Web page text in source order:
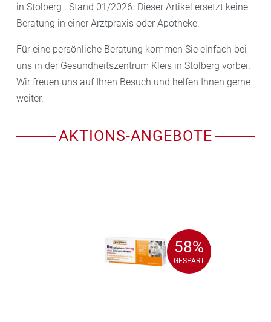
in Stolberg . Stand 01/2026. Dieser Artikel ersetzt keine
Beratung in einer Arztpraxis oder Apotheke.
Für eine persönliche Beratung kommen Sie einfach bei
uns in der Gesundheitszentrum Kleis in Stolberg vorbei.
Wir freuen uns auf Ihren Besuch und helfen Ihnen gerne
weiter.
AKTIONS-ANGEBOTE
58%
GESPART
58%
GESPART